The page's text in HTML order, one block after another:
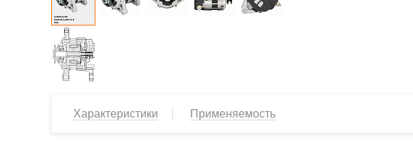
Характеристики Применяемость